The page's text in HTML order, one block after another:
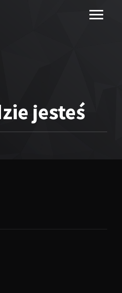
jesteś